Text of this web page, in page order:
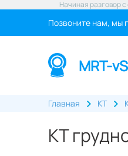
Начиная разговор
Позвоните нам, мы
MRT-
Главная КТ
КТ